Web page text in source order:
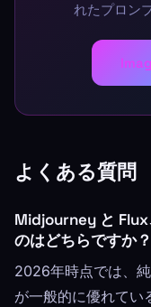
れたプロン
よくある質問
Midjourney と Flux
のはどちらですか？
2026年時点では、
が一般的に優れてい